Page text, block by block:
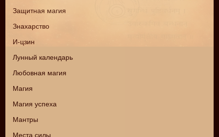
Защитная магия
Знахарство
И-цзин
Лунный календарь
Любовная магия
Магия
Магия успеха
Мантры
Места силы